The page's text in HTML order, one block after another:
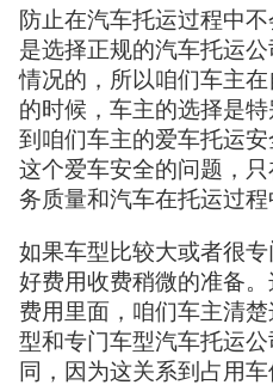
防止在汽车托运过程中
是选择正规的汽车托运
情况的，所以咱们车主
的时候，车主的选择是
到咱们车主的爱车托运
这个爱车安全的问题，
务质量和汽车在托运过程
如果车型比较大或者很
好费用收费稍微的准备
费用里面，咱们车主清
型和专门车型汽车托运
同，因为这关系到占用